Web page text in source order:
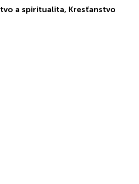
a spiritualita, Kresťanstvo